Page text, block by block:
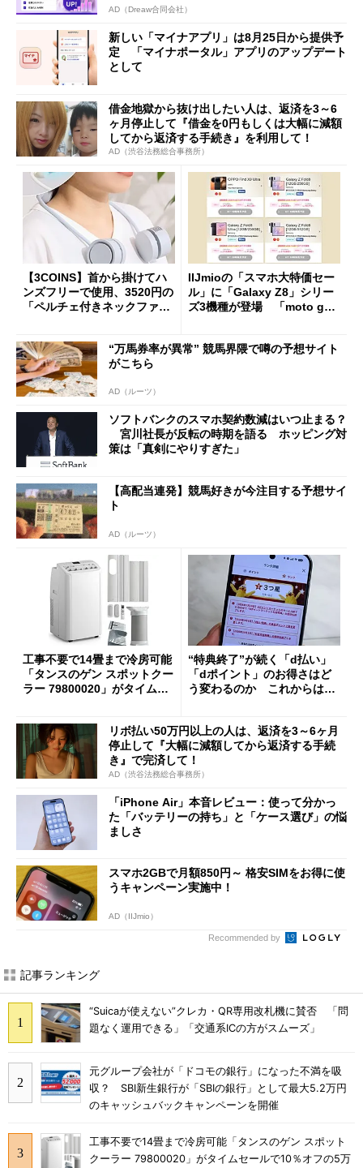
AD（Dreaw合同会社）
新しい「マイナアプリ」は8月25日から提供予
定 「マイナポータル」アプリのアップデート
として
借金地獄から抜け出したい人は、返済を3～6
ヶ月停止して『借金を0円もしくは大幅に減額
してから返済する手続き』を利用して！
AD（渋谷法務総合事務所）
【3COINS】首から掛けてハ
ンズフリーで使用、3520円の
「ペルチェ付きネックファ
IIJmioの「スマホ大特価セー
ル」に「Galaxy Z8」シリー
ズ3機種が登場 「moto g37
“万馬券率が異常” 競馬界隈で噂の予想サイト
がこちら
AD（ルーツ）
ソフトバンクのスマホ契約数減はいつ止まる？
宮川社長が反転の時期を語る ホッピング対
策は「真剣にやりすぎた」
【高配当連発】競馬好きが今注目する予想サイ
ト
AD（ルーツ）
工事不要で14畳まで冷房可能
「タンスのゲン スポットクー
ラー 79800020」がタイムセ
“特典終了”が続く「d払い」
「dポイント」のお得さはど
う変わるのか これからは
リボ払い50万円以上の人は、返済を3～6ヶ月
停止して『大幅に減額してから返済する手続
き』で完済して！
AD（渋谷法務総合事務所）
「iPhone Air」本音レビュー：使って分かっ
た「バッテリーの持ち」と「ケース選び」の悩
ましさ
スマホ2GBで月額850円～ 格安SIMをお得に使
うキャンペーン実施中！
AD（IIJmio）
Recommended by
記事ランキング
“Suicaが使えない”クレカ・QR専用改札機に賛否 「問
題なく運用できる」「交通系ICの方がスムーズ」
元グループ会社が「ドコモの銀行」になった不満を吸
収？ SBI新生銀行が「SBIの銀行」として最大5.2万円
のキャッシュバックキャンペーンを開催
工事不要で14畳まで冷房可能「タンスのゲン スポット
クーラー 79800020」がタイムセールで10％オフの5万